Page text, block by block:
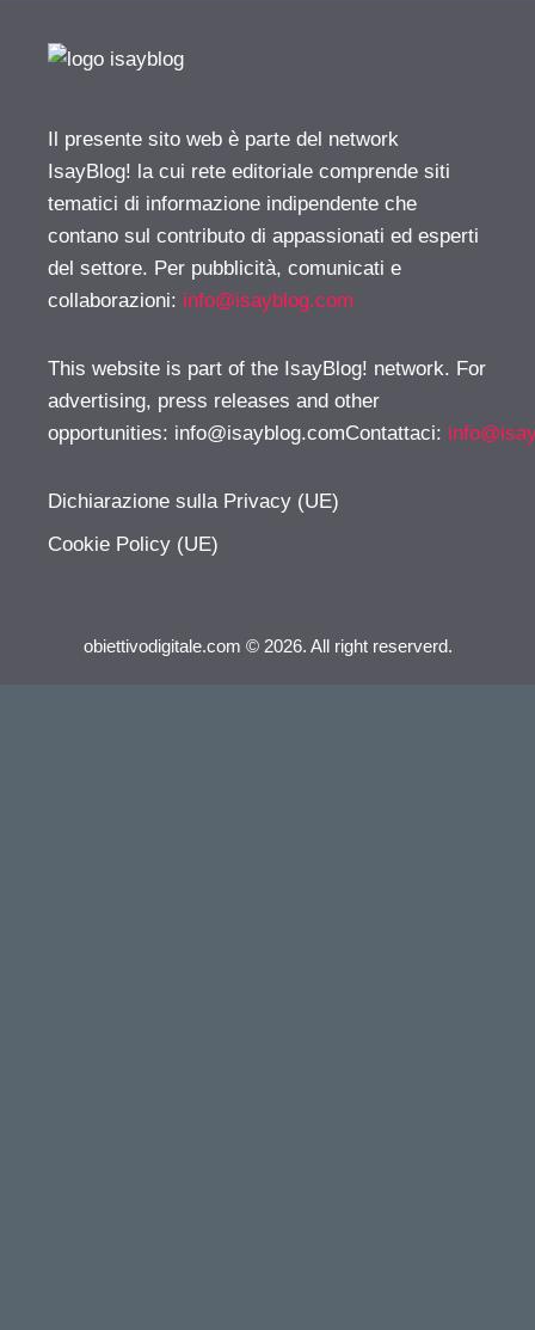
Il presente sito web è parte del network
IsayBlog! la cui rete editoriale comprende siti
tematici di informazione indipendente che
contano sul contributo di appassionati ed esperti
del settore. Per pubblicità, comunicati e
collaborazioni: info@isayblog.com
This website is part of the IsayBlog! network. For
advertising, press releases and other
opportunities: info@isayblog.comContattaci:
Dichiarazione sulla Privacy (UE)
Cookie Policy (UE)
obiettivodigitale.com © 2026. All right reserverd.